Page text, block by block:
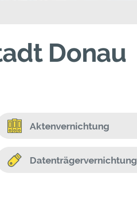
Donau
Aktenvernichtung
Datenträgervernichtung